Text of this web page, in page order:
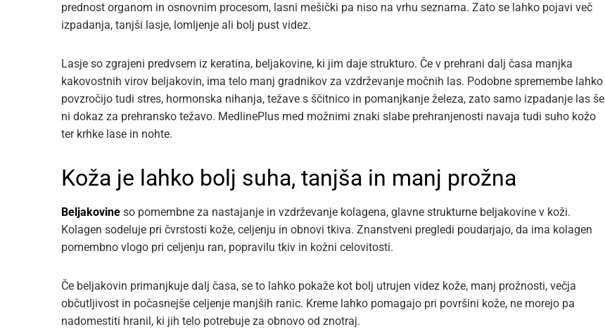
prednost organom in osnovnim procesom, lasni mešički pa niso na vrhu seznama. Zato se lahko pojavi več
izpadanja, tanjši lasje, lomljenje ali bolj pust videz.
Lasje so zgrajeni predvsem iz keratina, beljakovine, ki jim daje strukturo. Če v prehrani dalj časa manjka
kakovostnih virov beljakovin, ima telo manj gradnikov za vzdrževanje močnih las. Podobne spremembe lahko
povzročijo tudi stres, hormonska nihanja, težave s ščitnico in pomanjkanje železa, zato samo izpadanje las še
ni dokaz za prehransko težavo. MedlinePlus med možnimi znaki slabe prehranjenosti navaja tudi suho kožo
ter krhke lase in nohte.
Koža je lahko bolj suha, tanjša in manj prožna
Beljakovine so pomembne za nastajanje in vzdrževanje kolagena, glavne strukturne beljakovine v koži.
Kolagen sodeluje pri čvrstosti kože, celjenju in obnovi tkiva. Znanstveni pregledi poudarjajo, da ima kolagen
pomembno vlogo pri celjenju ran, popravilu tkiv in kožni celovitosti.
Če beljakovin primanjkuje dalj časa, se to lahko pokaže kot bolj utrujen videz kože, manj prožnosti, večja
občutljivost in počasnejše celjenje manjših ranic. Kreme lahko pomagajo pri površini kože, ne morejo pa
nadomestiti hranil, ki jih telo potrebuje za obnovo od znotraj.